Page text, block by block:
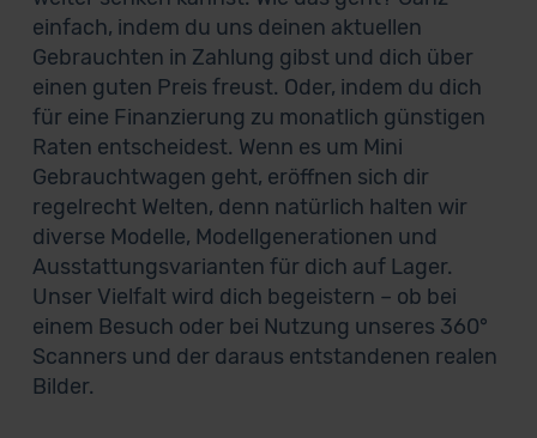
einfach, indem du uns deinen aktuellen
Gebrauchten in Zahlung gibst und dich über
einen guten Preis freust. Oder, indem du dich
für eine Finanzierung zu monatlich günstigen
Raten entscheidest. Wenn es um Mini
Gebrauchtwagen geht, eröffnen sich dir
regelrecht Welten, denn natürlich halten wir
diverse Modelle, Modellgenerationen und
Ausstattungsvarianten für dich auf Lager.
Unser Vielfalt wird dich begeistern – ob bei
einem Besuch oder bei Nutzung unseres 360°
Scanners und der daraus entstandenen realen
Bilder.